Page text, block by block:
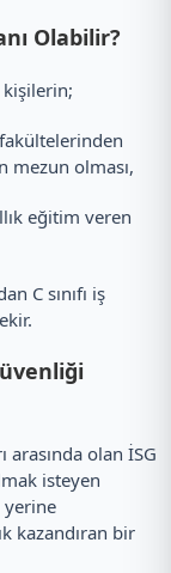
Olabilir?
kişilerin;
olması,
eğitim veren
C sınıfı iş
arasında olan İSG
isteyen
yerine
kazandıran bir